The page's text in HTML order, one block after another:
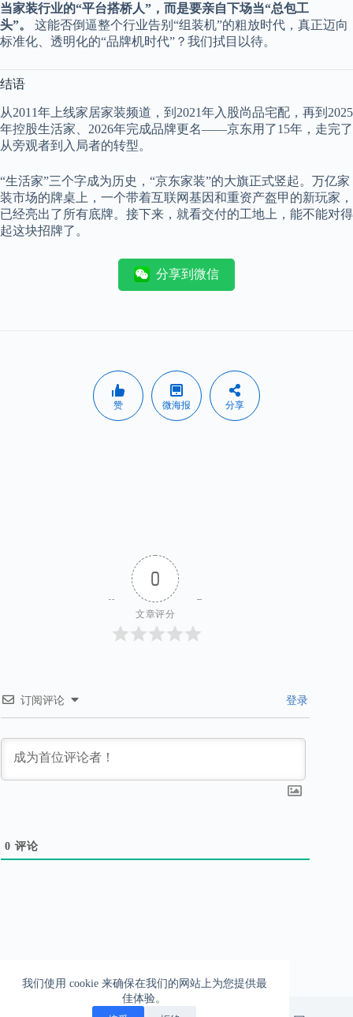
我们使用 cookie 来确保在我们的网站上为您提供最
佳体验。
当家装行业的“平台搭桥人”，而是要亲自下场当“总包工
头”。
这能否倒逼整个行业告别“组装机”的粗放时代，真正迈向
标准化、透明化的“品牌机时代”？我们拭目以待。
结语
从2011年上线家居家装频道，到2021年入股尚品宅配，再到2025
年控股生活家、2026年完成品牌更名——京东用了15年，走完了
从旁观者到入局者的转型。
“生活家”三个字成为历史，“京东家装”的大旗正式竖起。万亿家
装市场的牌桌上，一个带着互联网基因和重资产盔甲的新玩家，
已经亮出了所有底牌。接下来，就看交付的工地上，能不能对得
起这块招牌了。
分享到微信
赞 微海报 分享
0
文章评分
订阅评论 登录
0 评论
一柱擎天的爱情，一往无前的生活